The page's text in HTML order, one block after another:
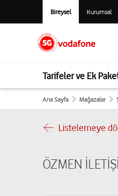
Bireysel Kurumsal
Tarifeler ve Ek
Ana Sayfa Mağazalar
Listelemeye
ÖZMEN